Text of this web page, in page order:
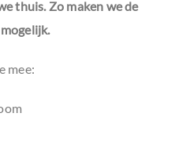
thuis. Zo maken we de
mee: